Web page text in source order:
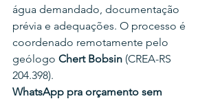
água demandado, documentação
prévia e adequações. O processo é
coordenado remotamente pelo
geólogo Chert Bobsin (CREA-RS
204.398).
WhatsApp pra orçamento sem